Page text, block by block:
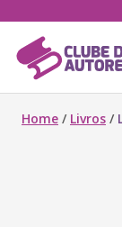
Home / Livros /